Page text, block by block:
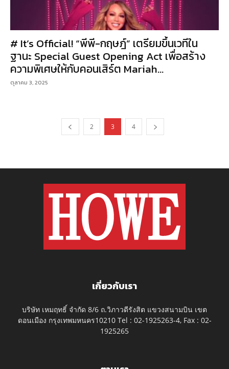
# It’s Official! “พีพี-กฤษฎ์” เตรียมขึ้นเวทีใน
ฐานะ Special Guest Opening Act เพื่อสร้าง
ความพิเศษให้กับคอนเสิร์ต Mariah...
ตุลาคม 3, 2025
2 3 4
เกี่ยวกับเรา
บริษัท เหมฤทธิ์ จำกัด 8/6 ถ.วิภาวดีรังสิต แขวงสนามบิน เขต
ดอนเมือง กรุงเทพมหนคร10210 Tel : 02-1925263-4, Fax : 02-
1925265